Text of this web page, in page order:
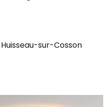
sur-Cosson